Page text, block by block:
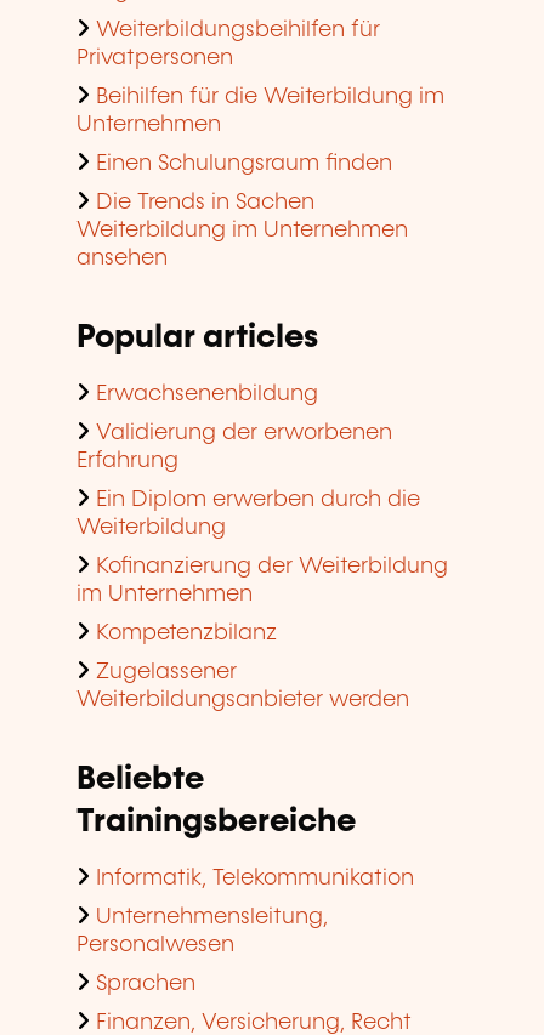
Weiterbildungsbeihilfen für
Privatpersonen
Beihilfen für die Weiterbildung im
Unternehmen
Einen Schulungsraum finden
Die Trends in Sachen
Weiterbildung im Unternehmen
ansehen
Popular articles
Erwachsenenbildung
Validierung der erworbenen
Erfahrung
Ein Diplom erwerben durch die
Weiterbildung
Kofinanzierung der Weiterbildung
im Unternehmen
Kompetenzbilanz
Zugelassener
Weiterbildungsanbieter werden
Beliebte
Trainingsbereiche
Informatik, Telekommunikation
Unternehmensleitung,
Personalwesen
Sprachen
Finanzen, Versicherung, Recht